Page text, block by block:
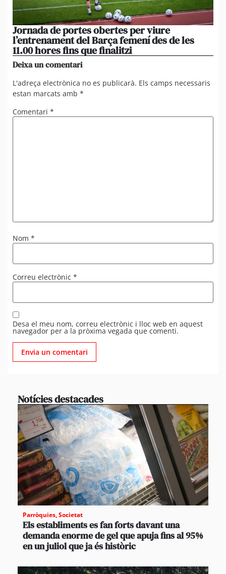
Jornada de portes obertes per viure
l’entrenament del Barça femení des de les
11.00 hores fins que finalitzi
Deixa un comentari
L'adreça electrònica no es publicarà. Els camps necessaris
estan marcats amb *
Comentari *
Nom *
Correu electrònic *
Desa el meu nom, correu electrònic i lloc web en aquest
navegador per a la pròxima vegada que comenti.
Notícies destacades
Parròquies,Societat
Els establiments es fan forts davant una
demanda enorme de gel que apuja fins al 95%
en un juliol que ja és històric